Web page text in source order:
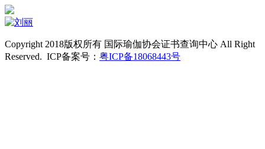
Copyright 2018版权所有 国际瑜伽协会证书查询中心 All Right
Reserved. ICP备案号： 粤ICP备18068443号